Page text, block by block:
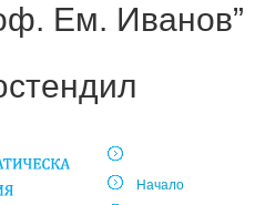
Ем. Иванов”
Начало